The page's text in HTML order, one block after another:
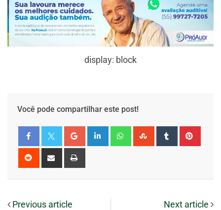
display: block
Você pode compartilhar este post!
Previous article Next article